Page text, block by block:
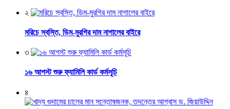
২
মরিচে স্বস্তি, ডিম-মুরগির দাম নাগালের বাইরে
৩
১৬ আগস্ট শুরু ফ্যামিলি কার্ড কর্মসূচি
৪